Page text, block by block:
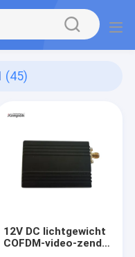
(45)
12V DC lichtgewicht
COFDM-video-zender